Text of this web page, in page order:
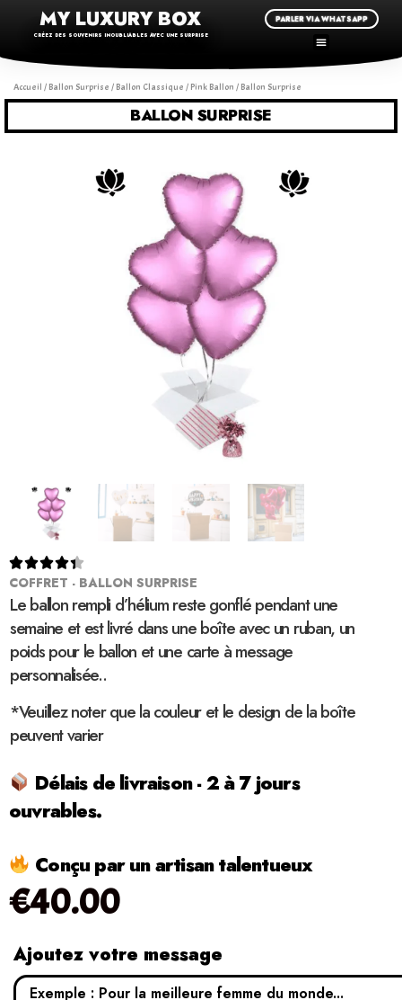
MY LUXURY BOX
CRÉEZ DES SOUVENIRS INOUBLIABLES AVEC UNE SURPRISE
PARLER VIA WHATSAPP
Accueil / Ballon Surprise / Ballon Classique / Pink Ballon / Ballon Surprise
BALLON SURPRISE

COFFRET - BALLON SURPRISE
Le ballon rempli d’hélium reste gonflé pendant une
semaine et est livré dans une boîte avec un ruban, un
poids pour le ballon et une carte à message
personnalisée..
*Veuillez noter que la couleur et le design de la boîte
peuvent varier
Délais de livraison - 2 à 7 jours
ouvrables.
Conçu par un artisan talentueux
€40.00
Ajoutez votre message